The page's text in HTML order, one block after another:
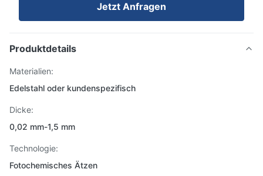
Jetzt Anfragen
Produktdetails
Materialien:
Edelstahl oder kundenspezifisch
Dicke:
0,02 mm-1,5 mm
Technologie:
Fotochemisches Ätzen